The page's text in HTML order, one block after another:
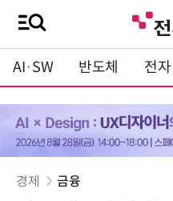
AI·SW 반도체 전자
경제 금융